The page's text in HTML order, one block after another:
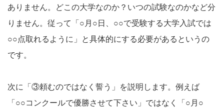
ありません。どこの大学なのか？いつの試験なのかなど分
りません。従って「○月○日、○○で受験する大学入試では
○○点取れるように」と具体的にする必要があるというの
です。
次に「③頼むのではなく誓う」を説明します。例えば
「○○コンクールで優勝させて下さい」ではなく「○月○